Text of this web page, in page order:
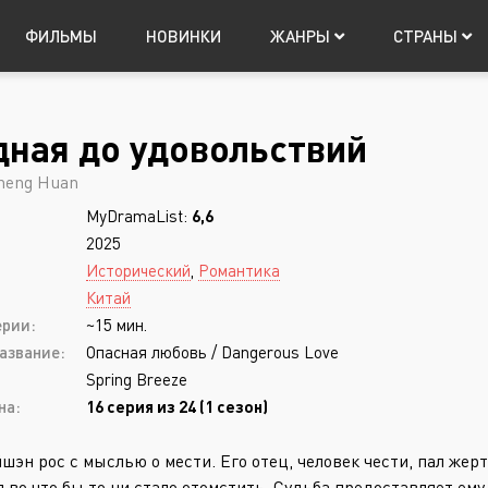
ФИЛЬМЫ НОВИНКИ ЖАНРЫ
Мистика
Приключения
Триллер
Ужасы
Фантастика
СТРАНЫ
Япония Китай Таиланд
до удовольствий
Huan
MyDramaList: 6,6
2025
Исторический Романтика
Китай
~15 мин.
Опасная любовь / Dangerous Love
Spring Breeze
16 серия из 24 (1 сезон)
рос с мыслью о мести. Его отец, человек чести, пал